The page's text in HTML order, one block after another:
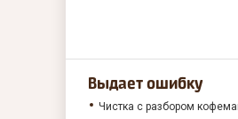
Выдает ошибку
Чистка с разбором